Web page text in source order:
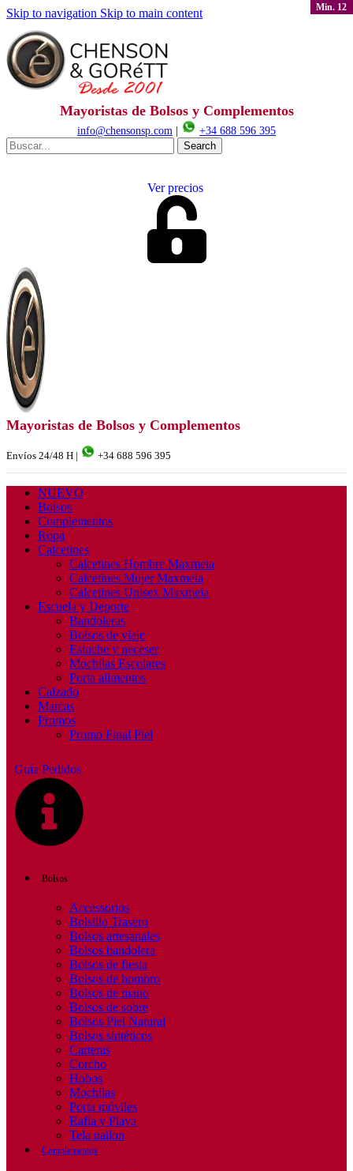
Skip to navigation Skip to main content
Mayoristas de Bolsos y Complementos
info@chensonsp.com
+34 688 596 395
Search
Ver precios
Mayoristas de Bolsos y Complementos
Envíos 24/48 H | +34 688 596 395
NUEVO
Bolsos
Complementos
Ropa
Calcetines
Calcetines Hombre Maxmeia
Calcetines Mujer Maxmeia
Calcetines Unisex Maxmeia
Escuela y Deporte
Bandoleras
Bolsos de viaje
Estuche y neceser
Mochilas Escolares
Porta alimentos
Calzado
Marcas
Promos
Promo Final Piel
Guía Pedidos
Bolsos
Accessorios
Bolsillo Trasero
Bolsos artesanales
Bolsos bandolera
Bolsos de fiesta
Bolsos de hombro
Bolsos de mano
Bolsos de sobre
Bolsos Piel Natural
Bolsos sintéticos
Carteras
Corcho
Hobos
Mochilas
Porta móviles
Rafia y Playa
Tela nailon
Complementos
Min. 12